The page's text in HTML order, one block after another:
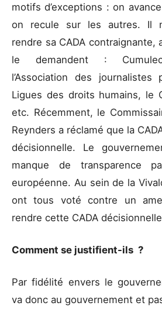
motifs d’exceptions : on
on recule sur les autres. Il
rendre sa CADA contraignante,
le demandent :
l’Association des journalistes
Ligues des droits humains, le
etc. Récemment, le
Reynders a réclamé que la
décisionnelle. Le
manque de transparence
européenne. Au sein de la
ont tous voté contre un
rendre cette CADA
Comment se justifient-ils ?
Par fidélité envers le
va donc au gouvernement et